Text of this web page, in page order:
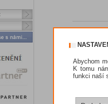
Abychom
K tomu
funkci naší